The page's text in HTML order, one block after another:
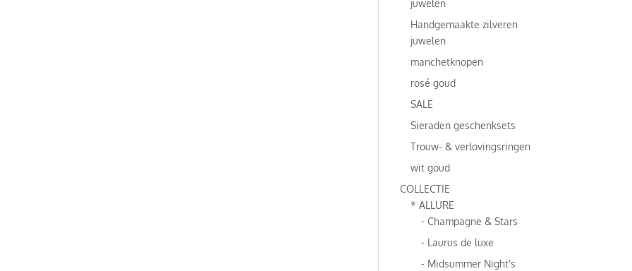
juwelen
Handgemaakte zilveren
juwelen
manchetknopen
rosé goud
SALE
Sieraden geschenksets
Trouw- & verlovingsringen
wit goud
COLLECTIE
* ALLURE
- Champagne & Stars
- Laurus de luxe
- Midsummer Night's